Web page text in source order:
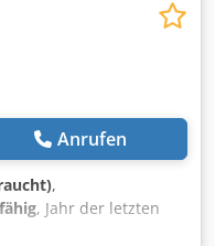
Anrufen
,
, Jahr der letzten